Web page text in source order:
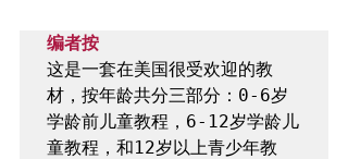
编者按
这是一套在美国很受欢迎的教
材，按年龄共分三部分：0-6岁
学龄前儿童教程，6-12岁学龄儿
童教程，和12岁以上青少年教